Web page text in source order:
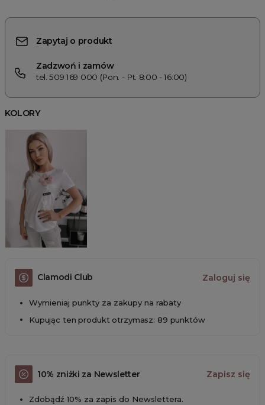
Zapytaj o produkt
Zadzwoń i zamów
tel. 509 169 000 (Pon. - Pt. 8:00 - 16:00)
KOLORY
Clamodi Club Zaloguj się
Wymieniaj punkty za zakupy na rabaty
Kupując ten produkt otrzymasz: 89 punktów
10% zniżki za Newsletter Zapisz się
Zdobądź 10% za zapis do Newslettera.